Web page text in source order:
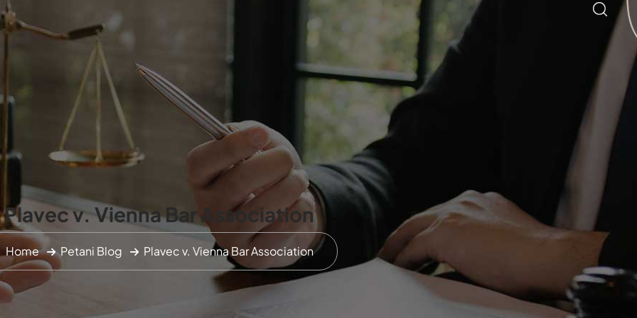
Contact Plavec v. Vienna Bar Association: Legal Training Equivalence
Plavec v. Vienna Bar Association
Home Petani Blog Plavec v. Vienna Bar Association